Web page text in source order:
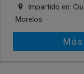
Impartido en:
Morelos